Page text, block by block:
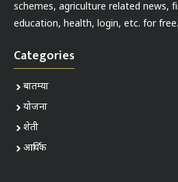
schemes, agriculture related news,
education, health, login, etc. for free.
Categories
बातम्या
योजना
शेती
आर्थिक